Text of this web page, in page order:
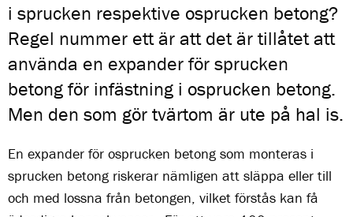
i sprucken respektive osprucken betong?
Regel nummer ett är att det är tillåtet att
använda en expander för sprucken
betong för infästning i osprucken betong.
Men den som gör tvärtom är ute på hal is.
En expander för osprucken betong som monteras i
sprucken betong riskerar nämligen att släppa eller till
och med lossna från betongen, vilket förstås kan få